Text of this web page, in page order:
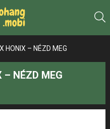
HONIX – NÉZD MEG
NÉZD MEG